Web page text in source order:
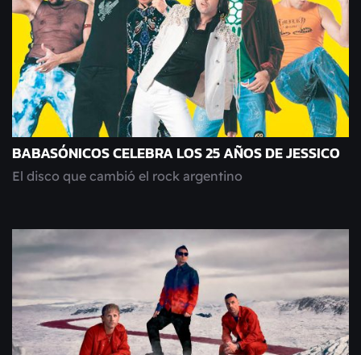
BABASÓNICOS CELEBRA LOS 25 AÑOS DE JESSICO
El disco que cambió el rock argentino